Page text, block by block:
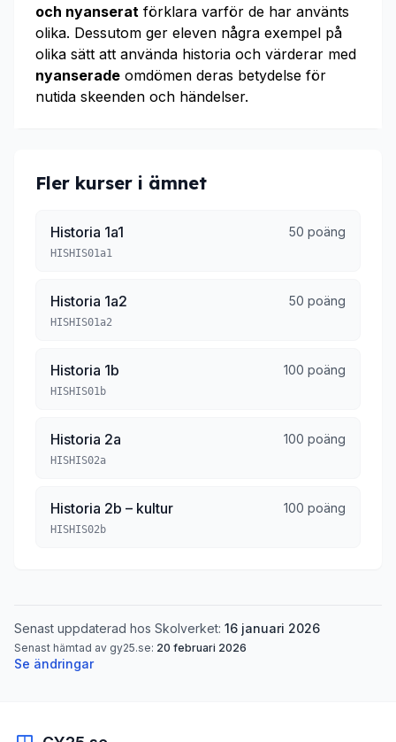
och nyanserat förklara varför de har använts
olika. Dessutom ger eleven några exempel på
olika sätt att använda historia och värderar med
nyanserade omdömen deras betydelse för
nutida skeenden och händelser.
Fler kurser i ämnet
Historia 1a1 50 poäng
HISHIS01a1
Historia 1a2 50 poäng
HISHIS01a2
Historia 1b 100 poäng
HISHIS01b
Historia 2a 100 poäng
HISHIS02a
Historia 2b – kultur 100 poäng
HISHIS02b
Senast uppdaterad hos Skolverket: 16 januari 2026
Senast hämtad av gy25.se: 20 februari 2026
Se ändringar